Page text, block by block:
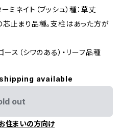
イト（ブッシュ）種：草丈
止まり品種。支柱はあった方が
（シワのある）・リーフ品種
available
out
住まいの方向け